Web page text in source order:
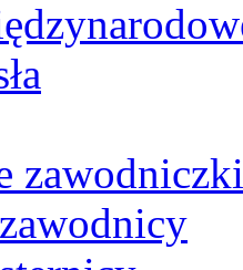
zawodniczki